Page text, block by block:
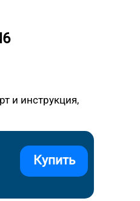
и инструкция,
Купить